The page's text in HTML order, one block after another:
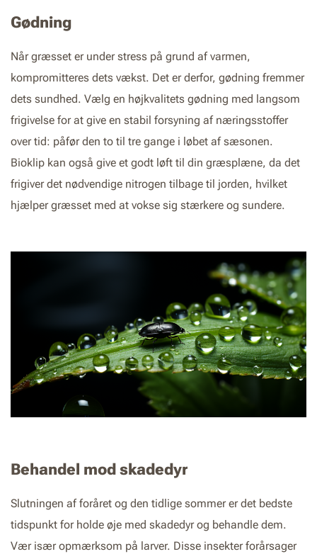
Gødning
Når græsset er under stress på grund af varmen,
kompromitteres dets vækst. Det er derfor, gødning fremmer
dets sundhed. Vælg en højkvalitets gødning med langsom
frigivelse for at give en stabil forsyning af næringsstoffer
over tid: påfør den to til tre gange i løbet af sæsonen.
Bioklip kan også give et godt løft til din græsplæne, da det
frigiver det nødvendige nitrogen tilbage til jorden, hvilket
hjælper græsset med at vokse sig stærkere og sundere.
Behandel mod skadedyr
Slutningen af foråret og den tidlige sommer er det bedste
tidspunkt for holde øje med skadedyr og behandle dem.
Vær især opmærksom på larver. Disse insekter forårsager